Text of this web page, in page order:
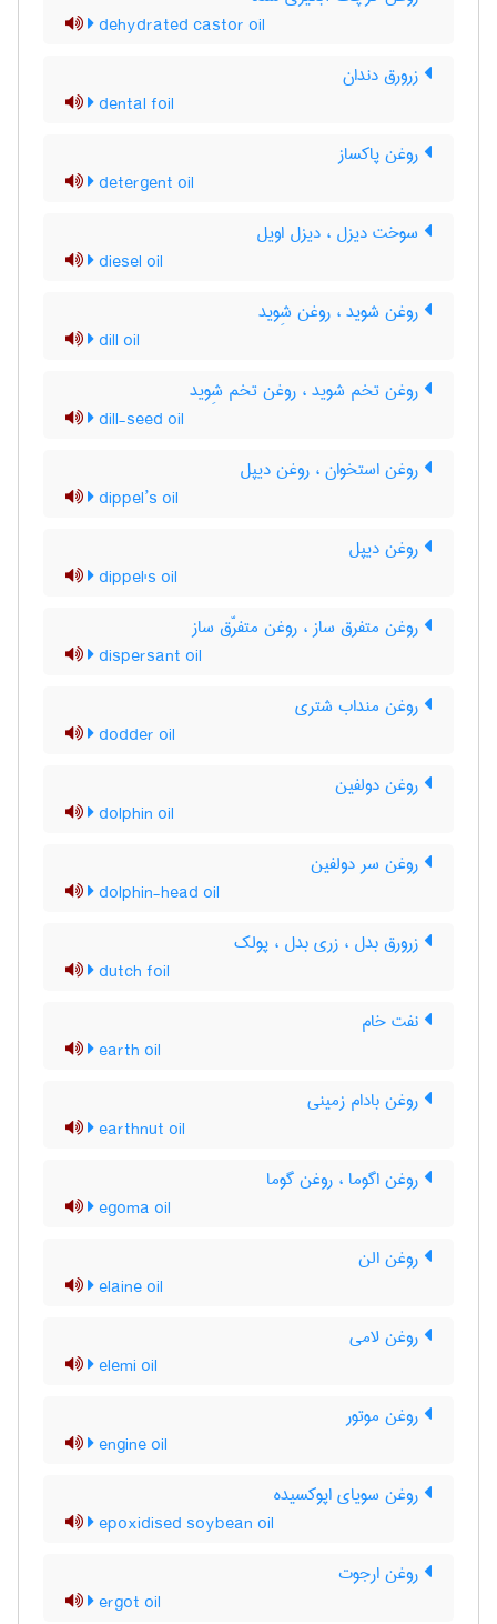
dehydrated castor oil
زرورق دندان
dental foil
روغن پاکساز
detergent oil
سوخت دیزل ، دیزل اویل
diesel oil
روغن شوید ، روغن شِوید
dill oil
روغن تخم شوید ، روغن تخم شِوید
dill-seed oil
روغن استخوان ، روغن دیپل
dippel’s oil
روغن دیپل
dippel's oil
روغن متفرق ساز ، روغن متفرّق ساز
dispersant oil
روغن منداب شتری
dodder oil
روغن دولفین
dolphin oil
روغن سر دولفین
dolphin-head oil
زرورق بدل ، زری بدل ، پولک
dutch foil
نفت خام
earth oil
روغن بادام زمینی
earthnut oil
روغن اگوما ، روغن گوما
egoma oil
روغن الن
elaine oil
روغن لامی
elemi oil
روغن موتور
engine oil
روغن سویای اپوکسیده
epoxidised soybean oil
روغن ارجوت
ergot oil